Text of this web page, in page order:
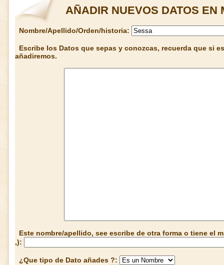
AÑADIR NUEVOS DATOS EN
Nombre/Apellido/Orden/historia:
Escribe los Datos que sepas y conozcas, recuerda que si
añadiremos.
Este nombre/apellido, see escribe de otra forma o tiene el
,):
¿Que tipo de Dato añades ?: